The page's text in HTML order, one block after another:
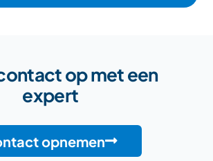
op met een
expert
opnemen